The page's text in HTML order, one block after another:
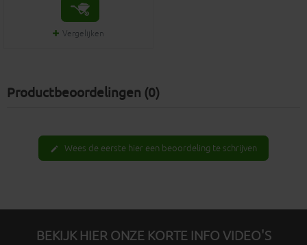
Vergelijken
Productbeoordelingen (0)
edit Wees de eerste hier een beoordeling te schrijven
BEKIJK HIER ONZE KORTE INFO VIDEO'S